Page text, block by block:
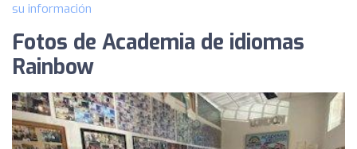
su información
Fotos de Academia de idiomas
Rainbow